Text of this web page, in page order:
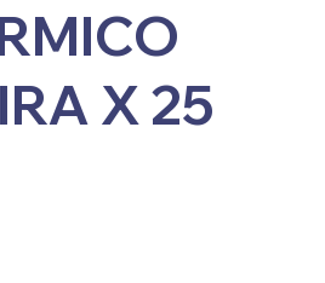
X 25